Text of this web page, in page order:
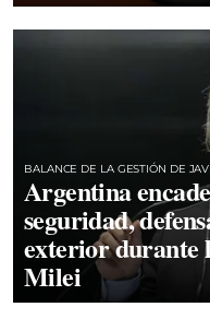
BALANCE DE LA GESTIÓN DE
Argentina
seguridad,
exterior durante
Milei